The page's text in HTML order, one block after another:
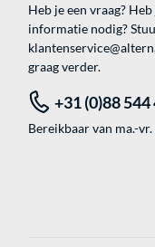
Heb je een vraag?
informatie nodig?
graag verder.
+31 (0)88 544
Bereikbaar van ma.-